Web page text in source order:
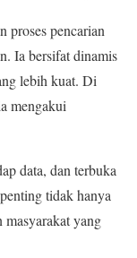
proses pencarian
Ia bersifat dinamis
lebih kuat. Di
mengakui
data, dan terbuka
tidak hanya
yang